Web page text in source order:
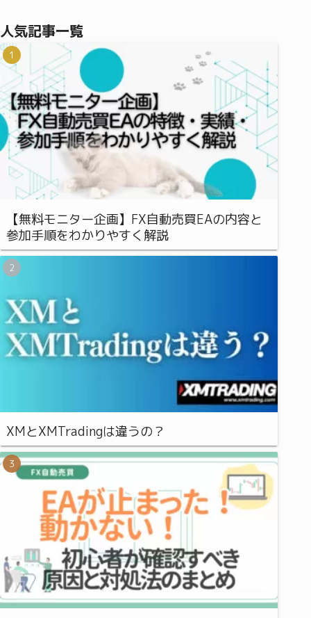
人気記事一覧
【無料モニター企画】FX自動売買EAの内容と
参加手順をわかりやすく解説
XMとXMTradingは違うの？